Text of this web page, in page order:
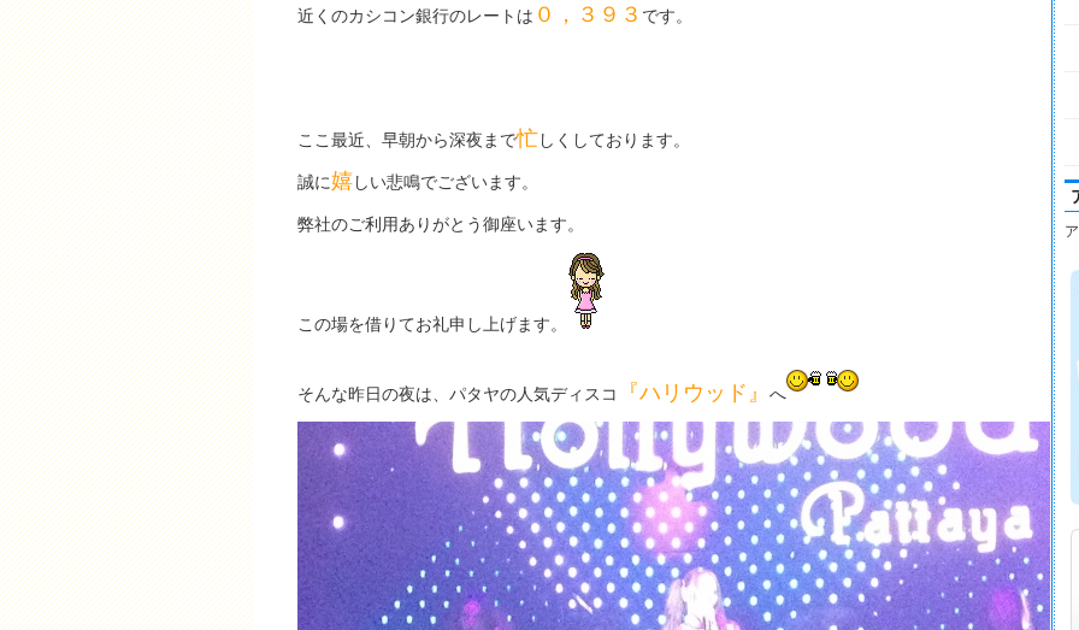
近くのカシコン銀行のレートは ０，３９３ です。
ここ最近、早朝から深夜まで忙 しくしております。
誠に嬉 しい悲鳴でございます。
弊社のご利用ありがとう御座います。
この場を借りてお礼申し上げます。
そんな昨日の夜は、パタヤの人気ディスコ 『ハリウッド』 へ